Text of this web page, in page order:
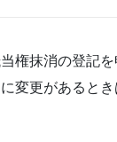
権抹消の登記
変更があると